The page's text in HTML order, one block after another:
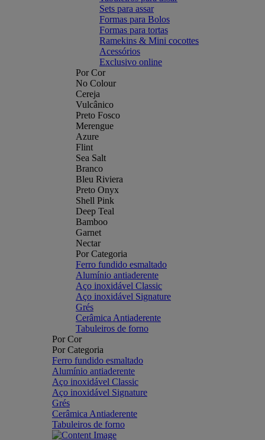
Sets para assar
Formas para Bolos
Formas para tortas
Ramekins & Mini cocottes
Acessórios
Exclusivo online
Por Cor
No Colour
Cereja
Vulcânico
Preto Fosco
Merengue
Azure
Flint
Sea Salt
Branco
Bleu Riviera
Preto Onyx
Shell Pink
Deep Teal
Bamboo
Garnet
Nectar
Por Categoria
Ferro fundido esmaltado
Alumínio antiaderente
Aço inoxidável Classic
Aço inoxidável Signature
Grés
Cerâmica Antiaderente
Tabuleiros de forno
Por Cor
Por Categoria
Ferro fundido esmaltado
Alumínio antiaderente
Aço inoxidável Classic
Aço inoxidável Signature
Grés
Cerâmica Antiaderente
Tabuleiros de forno